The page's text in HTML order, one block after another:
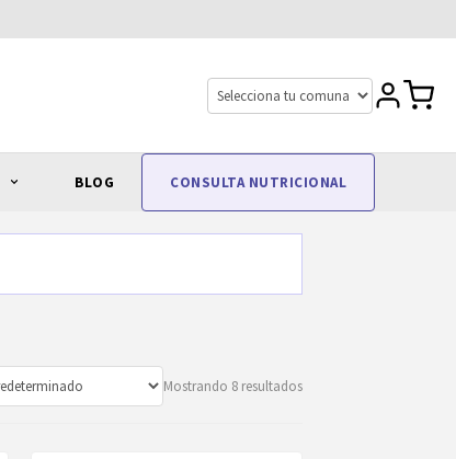
BLOG CONSULTA NUTRICIONAL
Mostrando 8 resultados